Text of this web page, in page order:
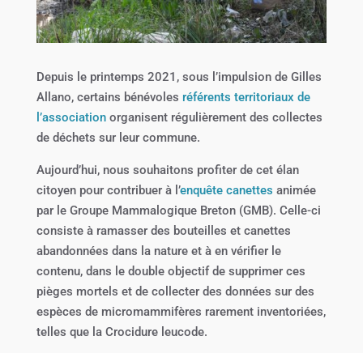
Depuis le printemps 2021, sous l’impulsion de Gilles
Allano, certains bénévoles référents territoriaux de
l’associationorganisent régulièrement des collectes
de déchets sur leur commune.
Aujourd’hui, nous souhaitons profiter de cet élan
citoyen pour contribuer à l’enquête canettes animée
par le Groupe Mammalogique Breton (GMB). Celle-ci
consiste à ramasser des bouteilles et canettes
abandonnées dans la nature et à en vérifier le
contenu, dans le double objectif de supprimer ces
pièges mortels et de collecter des données sur des
espèces de micromammifères rarement inventoriées,
telles que la Crocidure leucode.